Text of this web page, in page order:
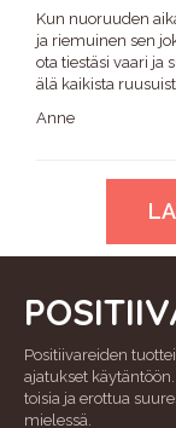
Kun nuoruuden
ja riemuinen sen
ota tiestäsi vaari ja
älä kaikista
Anne
Positiivareiden
ajatukset
toisia ja erottua
mielessä.